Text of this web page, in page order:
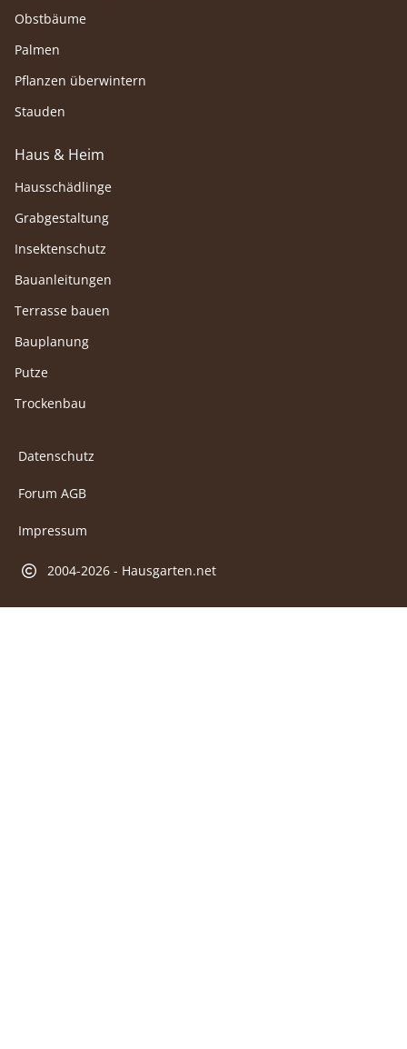
Obstbäume
Palmen
Pflanzen überwintern
Stauden
Haus & Heim
Hausschädlinge
Grabgestaltung
Insektenschutz
Bauanleitungen
Terrasse bauen
Bauplanung
Putze
Trockenbau
Datenschutz
Forum AGB
Impressum
2004-2026 - Hausgarten.net